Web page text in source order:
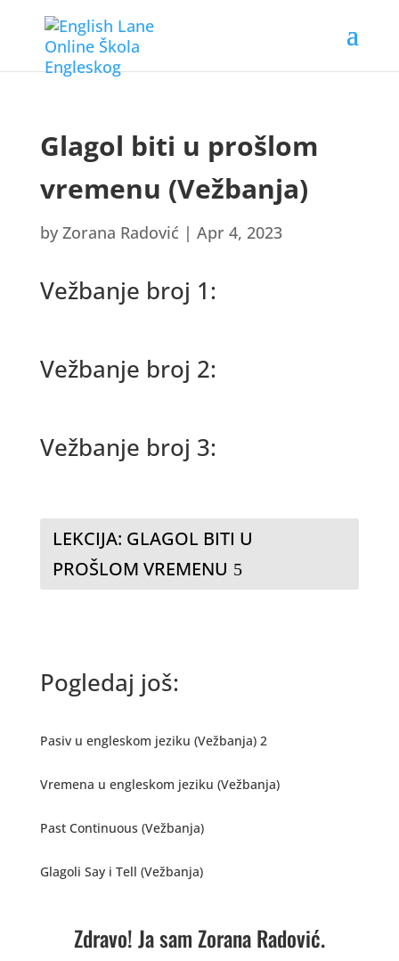
Glagol biti u prošlom
vremenu (Vežbanja)
by Zorana Radović | Apr 4, 2023
Vežbanje broj 1:
Vežbanje broj 2:
Vežbanje broj 3:
LEKCIJA: GLAGOL BITI U
PROŠLOM VREMENU
Pogledaj još:
Pasiv u engleskom jeziku (Vežbanja) 2
Vremena u engleskom jeziku (Vežbanja)
Past Continuous (Vežbanja)
Glagoli Say i Tell (Vežbanja)
Zdravo! Ja sam Zorana Radović.